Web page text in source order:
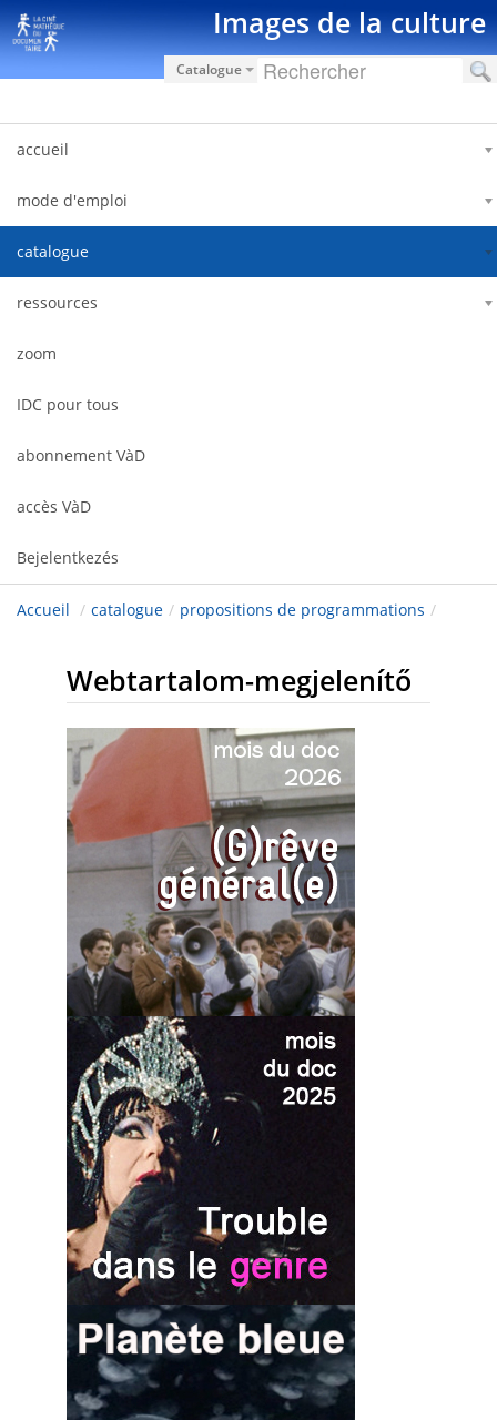
Ugrás a tartalomhoz Images de la culture
Catalogue
accueil
mode d'emploi
catalogue
ressources
zoom
IDC pour tous
abonnement VàD
accès VàD
Bejelentkezés
Accueil / catalogue / propositions de programmations /
Webtartalom-megjelenítő